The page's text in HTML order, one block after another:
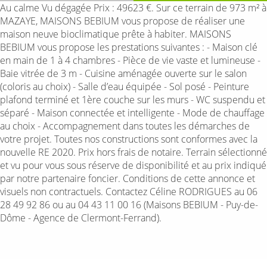
Au calme Vu dégagée Prix : 49623 €. Sur ce terrain de 973 m² à
MAZAYE, MAISONS BEBIUM vous propose de réaliser une
maison neuve bioclimatique prête à habiter. MAISONS
BEBIUM vous propose les prestations suivantes : - Maison clé
en main de 1 à 4 chambres - Pièce de vie vaste et lumineuse -
Baie vitrée de 3 m - Cuisine aménagée ouverte sur le salon
(coloris au choix) - Salle d’eau équipée - Sol posé - Peinture
plafond terminé et 1ère couche sur les murs - WC suspendu et
séparé - Maison connectée et intelligente - Mode de chauffage
au choix - Accompagnement dans toutes les démarches de
votre projet. Toutes nos constructions sont conformes avec la
nouvelle RE 2020. Prix hors frais de notaire. Terrain sélectionné
et vu pour vous sous réserve de disponibilité et au prix indiqué
par notre partenaire foncier. Conditions de cette annonce et
visuels non contractuels. Contactez Céline RODRIGUES au 06
28 49 92 86 ou au 04 43 11 00 16 (Maisons BEBIUM - Puy-de-
Dôme - Agence de Clermont-Ferrand).